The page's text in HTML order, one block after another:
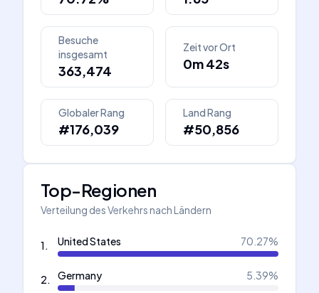
Besuche
insgesamt
363,474
Zeit vor Ort
0m 42s
Globaler Rang
#176,039
Land Rang
#50,856
Top-Regionen
Verteilung des Verkehrs nach Ländern
1. United States 70.27%
2. Germany 5.39%